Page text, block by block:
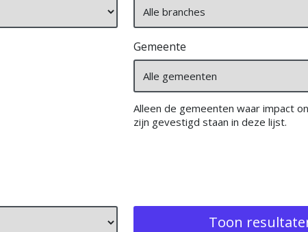
Gemeente
Alleen de gemeenten waar impact
zijn gevestigd staan in deze lijst.
Toon